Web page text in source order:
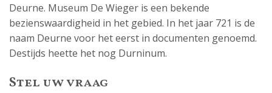
Deurne. Museum De Wieger is een bekende
bezienswaardigheid in het gebied. In het jaar 721 is de
naam Deurne voor het eerst in documenten genoemd.
Destijds heette het nog Durninum.
Stel uw vraag